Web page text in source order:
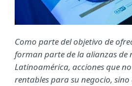
Como parte del objetivo de
forman parte de la alianzas de
Latinoamérica, acciones que
rentables para su negocio,